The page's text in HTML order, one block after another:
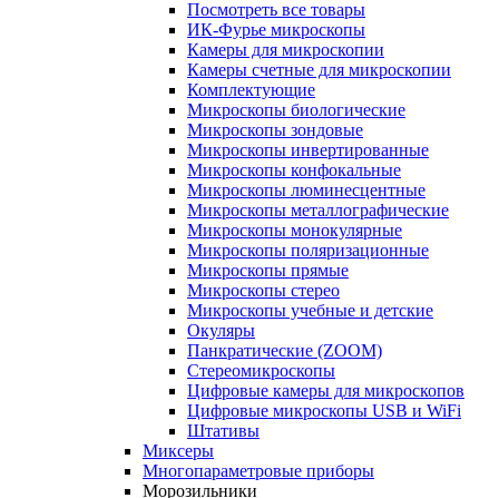
Посмотреть все товары
ИК-Фурье микроскопы
Камеры для микроскопии
Камеры счетные для микроскопии
Комплектующие
Микроскопы биологические
Микроскопы зондовые
Микроскопы инвертированные
Микроскопы конфокальные
Микроскопы люминесцентные
Микроскопы металлографические
Микроскопы монокулярные
Микроскопы поляризационные
Микроскопы прямые
Микроскопы стерео
Микроскопы учебные и детские
Окуляры
Панкратические (ZOOM)
Стереомикроскопы
Цифровые камеры для микроскопов
Цифровые микроскопы USB и WiFi
Штативы
Миксеры
Многопараметровые приборы
Морозильники